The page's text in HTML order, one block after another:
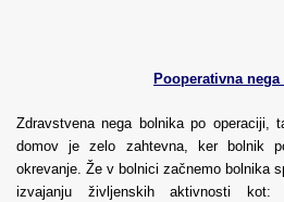
Pooperativna
Zdravstvena nega bolnika po operaciji,
domov je zelo zahtevna, ker bolnik
okrevanje. Že v bolnici začnemo bolnika
izvajanju življenskih aktivnosti